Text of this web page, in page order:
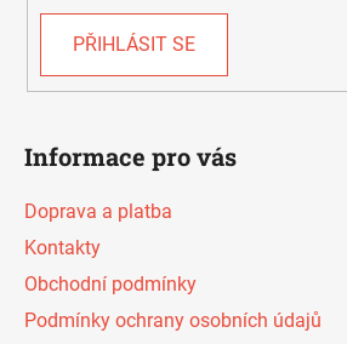
i
PŘIHLÁSIT SE
Informace pro vás
Doprava a platba
Kontakty
Obchodní podmínky
Podmínky ochrany osobních údajů